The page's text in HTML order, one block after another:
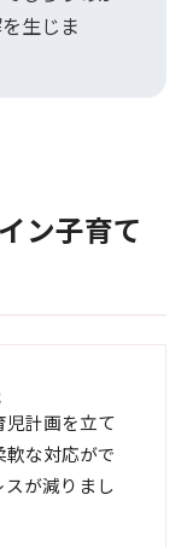
生じま
ン子育て
児計画を立て
軟な対応がで
スが減りまし